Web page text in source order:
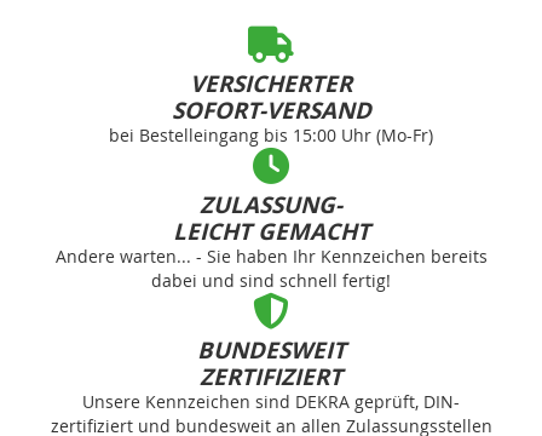
VERSICHERTER
SOFORT-VERSAND
bei Bestelleingang bis 15:00 Uhr (Mo-Fr)
ZULASSUNG-
LEICHT GEMACHT
Andere warten... - Sie haben Ihr Kennzeichen bereits
dabei und sind schnell fertig!
BUNDESWEIT
ZERTIFIZIERT
Unsere Kennzeichen sind DEKRA geprüft, DIN-
zertifiziert und bundesweit an allen Zulassungsstellen